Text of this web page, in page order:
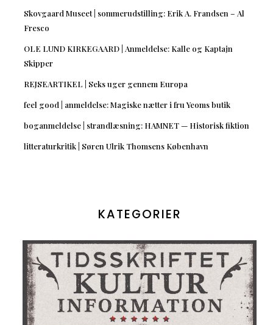
Skovgaard Museet | sommerudstilling: Erik A. Frandsen – Al
Fresco
OLE LUND KIRKEGAARD | Anmeldelse: Kalle og Kaptajn
Skipper
REJSEARTIKEL | Seks uger gennem Europa
feel good | anmeldelse: Magiske nætter i fru Yeoms butik
boganmeldelse | strandlæsning: HAMNET — Historisk fiktion
litteraturkritik | Søren Ulrik Thomsens København
KATEGORIER